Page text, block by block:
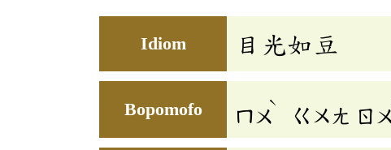
Idiom 目光如豆
Bopomofo ㄇㄨ
ˋ
ㄍㄨㄤ ㄖㄨ